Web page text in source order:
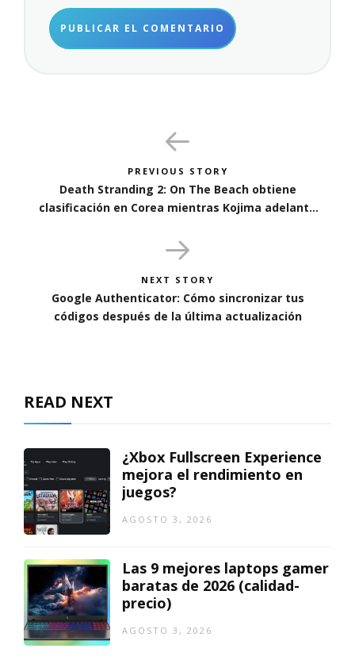
PREVIOUS STORY
Death Stranding 2: On The Beach obtiene
clasificación en Corea mientras Kojima adelanta
NEXT STORY
Google Authenticator: Cómo sincronizar tus
códigos después de la última actualización
READ NEXT
¿Xbox Fullscreen Experience
mejora el rendimiento en
juegos?
AGOSTO 3, 2026
Las 9 mejores laptops gamer
baratas de 2026 (calidad-
precio)
AGOSTO 3, 2026